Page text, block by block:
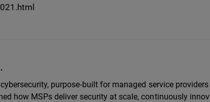
purpose‑built for managed service providers
how MSPs deliver security at scale, continuously